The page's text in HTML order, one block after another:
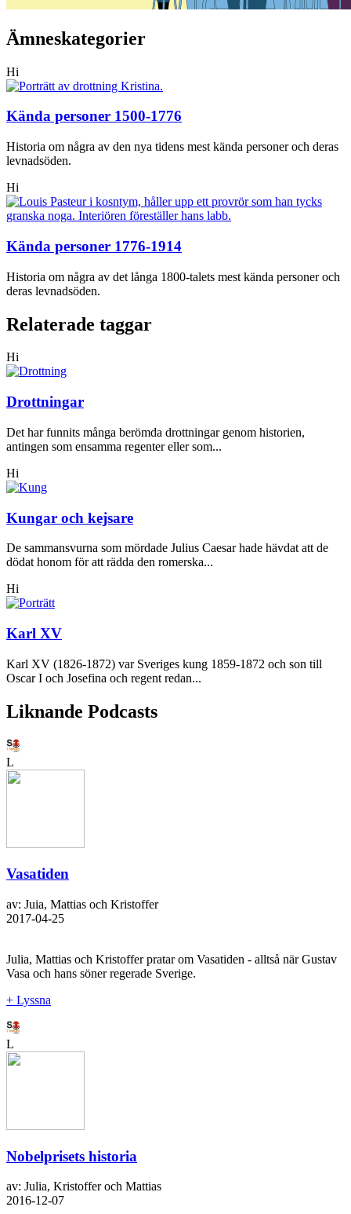
Ämneskategorier
Hi
Kända personer 1500-1776
Historia om några av den nya tidens mest kända personer och deras
levnadsöden.
Hi
Kända personer 1776-1914
Historia om några av det långa 1800-talets mest kända personer och
deras levnadsöden.
Relaterade taggar
Hi
Drottningar
Det har funnits många berömda drottningar genom historien,
antingen som ensamma regenter eller som...
Hi
Kungar och kejsare
De sammansvurna som mördade Julius Caesar hade hävdat att de
dödat honom för att rädda den romerska...
Hi
Karl XV
Karl XV (1826-1872) var Sveriges kung 1859-1872 och son till
Oscar I och Josefina och regent redan...
Liknande Podcasts
L
Vasatiden
av: Juia, Mattias och Kristoffer
2017-04-25
Julia, Mattias och Kristoffer pratar om Vasatiden - alltså när Gustav
Vasa och hans söner regerade Sverige.
+ Lyssna
L
Nobelprisets historia
av: Julia, Kristoffer och Mattias
2016-12-07